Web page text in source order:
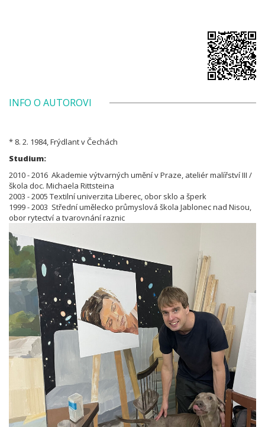
INFO O AUTOROVI
* 8. 2. 1984, Frýdlant v Čechách
Studium:
2010 - 2016 Akademie výtvarných umění v Praze, ateliér malířství III /
škola doc. Michaela Rittsteina
2003 - 2005 Textilní univerzita Liberec, obor sklo a šperk
1999 - 2003 Střední umělecko průmyslová škola Jablonec nad Nisou,
obor rytectví a tvarovnání raznic